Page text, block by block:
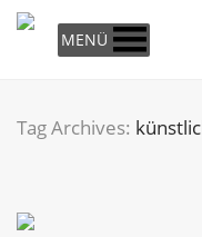
MENÜ
Tag Archives: